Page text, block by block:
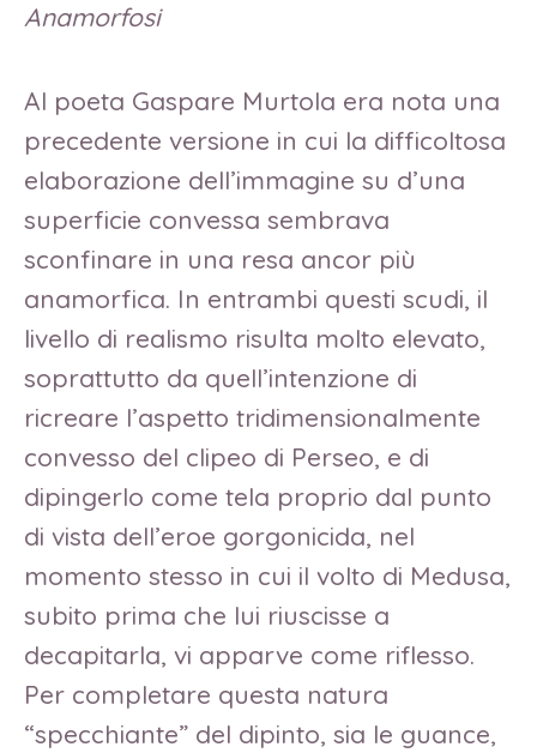
Anamorfosi
Al poeta Gaspare Murtola era nota una
precedente versione in cui la difficoltosa
elaborazione dell’immagine su d’una
superficie convessa sembrava
sconfinare in una resa ancor più
anamorfica. In entrambi questi scudi, il
livello di realismo risulta molto elevato,
soprattutto da quell’intenzione di
ricreare l’aspetto tridimensionalmente
convesso del clipeo di Perseo, e di
dipingerlo come tela proprio dal punto
di vista dell’eroe gorgonicida, nel
momento stesso in cui il volto di Medusa,
subito prima che lui riuscisse a
decapitarla, vi apparve come riflesso.
Per completare questa natura
“specchiante” del dipinto, sia le guance,